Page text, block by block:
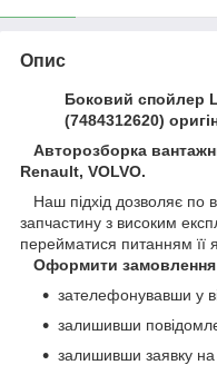
Опис
Боковий спойлер
(7484312620)
Авторозборка
Renault, VOLVO.
Наш підхід дозволяє по
запчастину з високим
перейматися питанням її
Оформити
зателефонувавши у
залишивши
залишивши заявку